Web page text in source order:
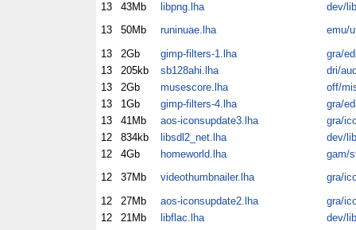
13
43Mb libpng.lha
dev/
13
50Mb runinuae.lha
emu/
13
2Gb gimp-filters-1.lha
gra/
13
205kb sb128ahi.lha
dri/
13
2Gb musescore.lha
off/
13
1Gb gimp-filters-4.lha
gra/
13
41Mb aos-iconsupdate3.lha
gra/
12
834kb libsdl2_net.lha
dev/
12
4Gb homeworld.lha
gam/
12
37Mb videothumbnailer.lha
gra/
12
27Mb aos-iconsupdate2.lha
gra/
12
21Mb libflac.lha
dev/